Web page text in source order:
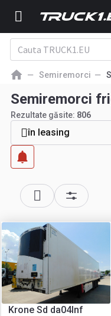
Semiremorci
Semiremorci
Rezultate găsite: 806
în leasing
Krone Sd da04lnf